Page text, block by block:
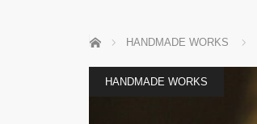
ホーム HANDMADE WORKS
HANDMADE WORKS